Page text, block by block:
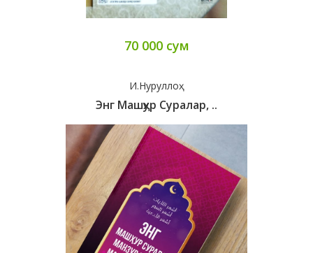
70 000 сум
И.Нуруллоҳ
Энг Машҳур Суралар, ..